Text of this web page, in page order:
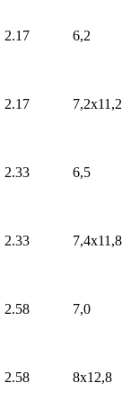
2.17 6,2
2.17 7,2х11,2
2.33 6,5
2.33 7,4х11,8
2.58 7,0
2.58 8х12,8